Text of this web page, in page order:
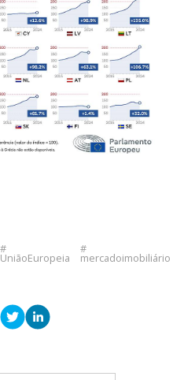
UniãoEuropeia mercadoimobiliário